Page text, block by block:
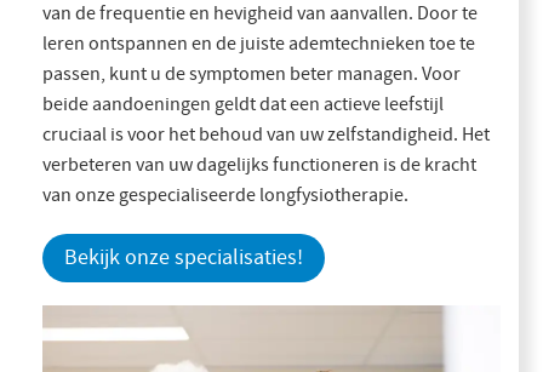
van de frequentie en hevigheid van aanvallen. Door te
leren ontspannen en de juiste ademtechnieken toe te
passen, kunt u de symptomen beter managen. Voor
beide aandoeningen geldt dat een actieve leefstijl
cruciaal is voor het behoud van uw zelfstandigheid. Het
verbeteren van uw dagelijks functioneren is de kracht
van onze gespecialiseerde longfysiotherapie.
Bekijk onze specialisaties!